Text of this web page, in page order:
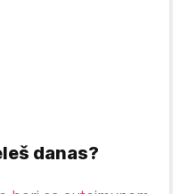
danas?